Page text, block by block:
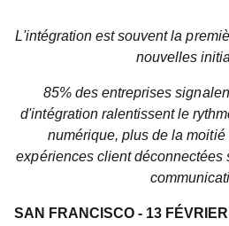
L'intégration est souvent la
nouvelles
85% des entreprises
d'intégration ralentissent le
numérique, plus de la
expériences client déconnectées
SAN FRANCISCO - 13